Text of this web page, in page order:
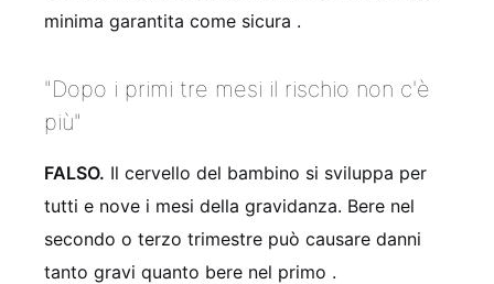
minima garantita come sicura .
"Dopo i primi tre mesi il rischio non c'è
più"
FALSO. Il cervello del bambino si sviluppa per
tutti e nove i mesi della gravidanza. Bere nel
secondo o terzo trimestre può causare danni
tanto gravi quanto bere nel primo .